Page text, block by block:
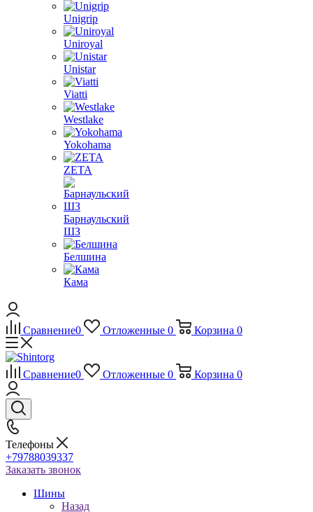
Unigrip
Uniroyal
Unistar
Viatti
Westlake
Yokohama
ZETA
Барнаульский
ШЗ
Белшина
Кама
Сравнение0 Отложенные 0 Корзина 0
Сравнение0 Отложенные 0 Корзина 0
Телефоны
+79788039337
Заказать звонок
Шины
Назад